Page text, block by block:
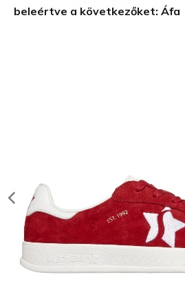
beleértve a következőket: Áfa